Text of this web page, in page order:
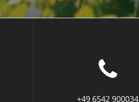
+49 6542 900034